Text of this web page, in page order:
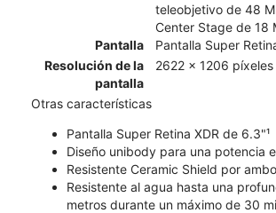
teleobjetivo de 48
Center Stage de 18
Pantalla
Pantalla Super
Resolución de la
pantalla
2622 x 1206 píxeles
Otras características
Pantalla Super Retina XDR de 6.3"¹
Diseño unibody para una potencia
Resistente Ceramic Shield por
Resistente al agua hasta una
metros durante un máximo de 30